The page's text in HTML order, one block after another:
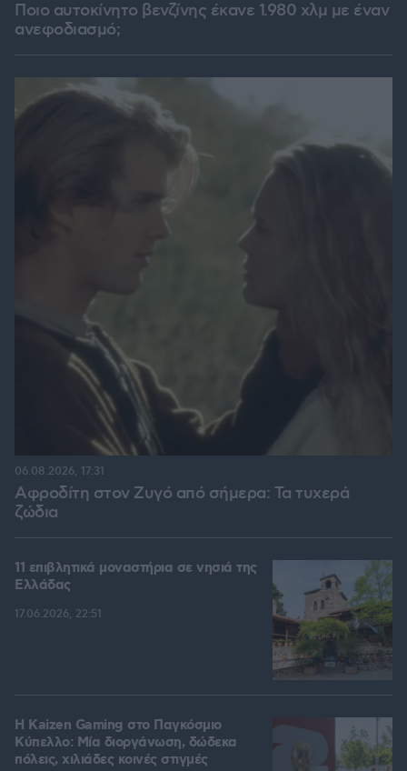
Ποιο αυτοκίνητο βενζίνης έκανε 1.980 χλμ με έναν
ανεφοδιασμό;
Αφροδίτη στον Ζυγό από σήμερα: Τα τυχερά
ζώδια
06.08.2026, 17:31
11 επιβλητικά μοναστήρια σε νησιά της
Ελλάδας
17.06.2026, 22:51
H Kaizen Gaming στο Παγκόσμιο
Kύπελλο: Μία διοργάνωση, δώδεκα
πόλεις, χιλιάδες κοινές στιγμές